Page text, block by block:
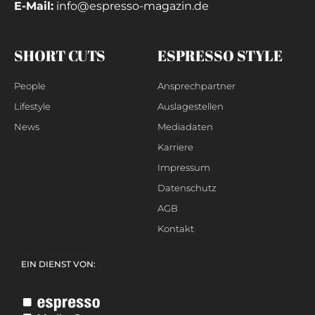
E-Mail: info@espresso-magazin.de
SHORT CUTS
People
Lifestyle
News
ESPRESSO STYLE
Ansprechpartner
Auslagestellen
Mediadaten
Karriere
Impressum
Datenschutz
AGB
Kontakt
EIN DIENST VON: